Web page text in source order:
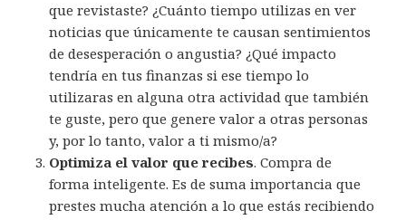
que revistaste? ¿Cuánto tiempo utilizas en ver
noticias que únicamente te causan sentimientos
de desesperación o angustia? ¿Qué impacto
tendría en tus finanzas si ese tiempo lo
utilizaras en alguna otra actividad que también
te guste, pero que genere valor a otras personas
y, por lo tanto, valor a ti mismo/a?
Optimiza el valor que recibes. Compra de
forma inteligente. Es de suma importancia que
prestes mucha atención a lo que estás recibiendo